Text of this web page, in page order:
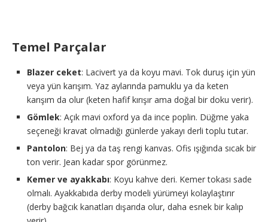
Temel Parçalar
Blazer ceket: Lacivert ya da koyu mavi. Tok duruş için yün
veya yün karışım. Yaz aylarında pamuklu ya da keten
karışım da olur (keten hafif kırışır ama doğal bir doku verir).
Gömlek: Açık mavi oxford ya da ince poplin. Düğme yaka
seçeneği kravat olmadığı günlerde yakayı derli toplu tutar.
Pantolon: Bej ya da taş rengi kanvas. Ofis ışığında sıcak bir
ton verir. Jean kadar spor görünmez.
Kemer ve ayakkabı: Koyu kahve deri. Kemer tokası sade
olmalı. Ayakkabıda derby modeli yürümeyi kolaylaştırır
(derby bağcık kanatları dışarıda olur, daha esnek bir kalıp